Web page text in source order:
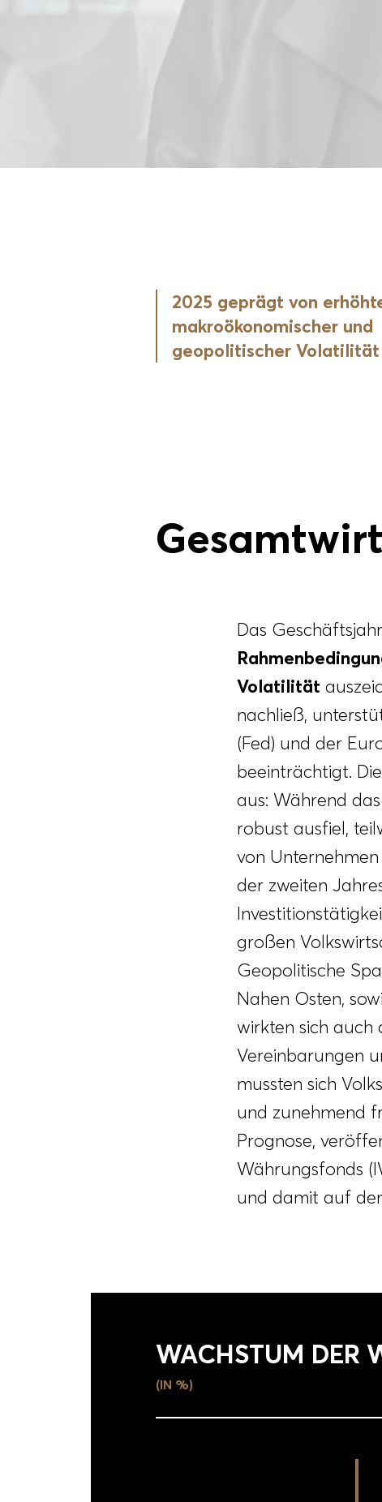
2025 geprägt von
makroökonomischer und
geopolitischer Volatilität
Das
Volatilität
nachließ,
(Fed) und der
beeinträchtigt.
aus: Während
robust ausfiel,
von
der zweiten
großen
Geopolitische
Nahen Osten,
wirkten sich auch
Vereinbarungen
mussten sich
und zunehmend
Prognose,
Währungsfonds
und damit auf
WACHSTUM DER
(IN %)